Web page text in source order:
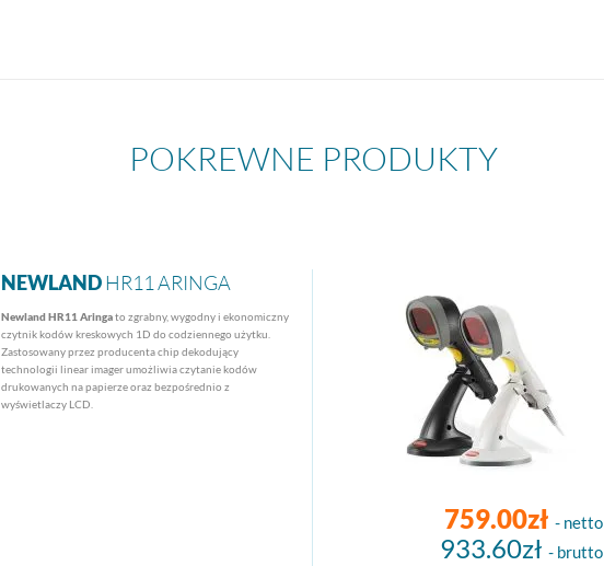
POKREWNE PRODUKTY
NEWLANDHR11 ARINGA
Newland HR11 Aringato zgrabny, wygodny i ekonomiczny
czytnik kodów kreskowych 1D do codziennego użytku.
Zastosowany przez producenta chip dekodujący
technologii linear imager umożliwia czytanie kodów
drukowanych na papierze oraz bezpośrednio z
wyświetlaczy LCD.
759.00zł - netto
933.60zł - brutto